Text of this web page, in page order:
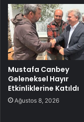
Mustafa Canbey
Geleneksel Hayır
Etkinliklerine Katıldı
Ağustos 8, 2026